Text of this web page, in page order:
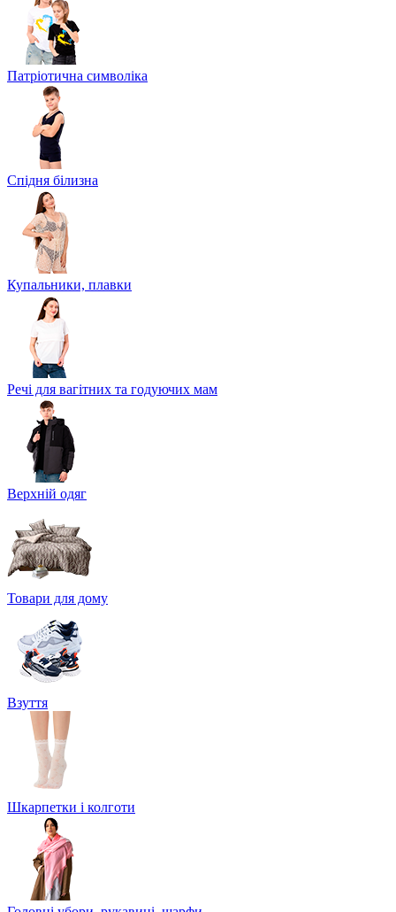
Патріотична символіка
Спідня білизна
Купальники, плавки
Речі для вагітних та годуючих мам
Верхній одяг
Товари для дому
Взуття
Шкарпетки і колготи